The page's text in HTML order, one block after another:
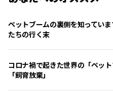
ペットブームの裏側を知ってい
たちの行く末
コロナ禍で起きた世界の「ペッ
「飼育放棄」